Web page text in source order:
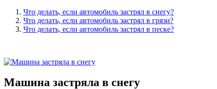
Что делать, если автомобиль застрял в снегу?
Что делать, если автомобиль застрял в грязи?
Что делать, если автомобиль застрял в песке?
Машина застряла в снегу